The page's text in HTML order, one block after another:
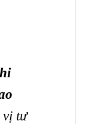
vị tư